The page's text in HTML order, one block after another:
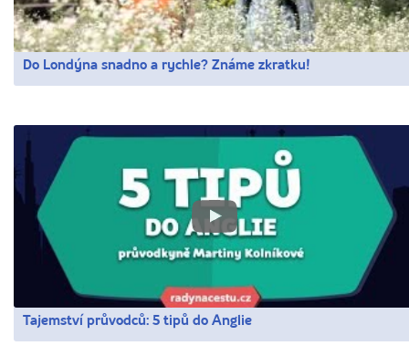
Do Londýna snadno a rychle? Známe zkratku!
Tajemství průvodců: 5 tipů do Anglie